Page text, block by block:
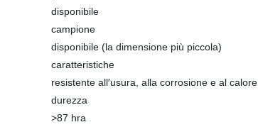
disponibile
campione
disponibile (la dimensione più piccola)
caratteristiche
resistente all′usura, alla corrosione e al calore
durezza
>87 hra